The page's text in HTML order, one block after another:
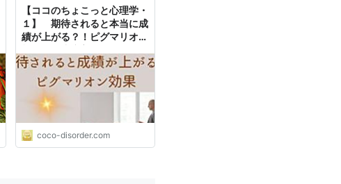
【ココのちょこっと心理学・
１】 期待されると本当に成
績が上がる？！ピグマリオン
るもん！
coco-disorder.com